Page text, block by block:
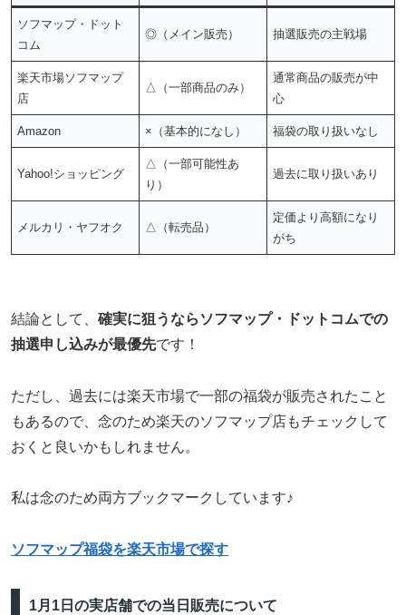
ソフマップ・ドット
コム
◎（メイン販売） 抽選販売の主戦場
楽天市場ソフマップ
店
△（一部商品のみ）
通常商品の販売が中
心
Amazon ×（基本的になし） 福袋の取り扱いなし
Yahoo!ショッピング
△（一部可能性あ
り）
過去に取り扱いあり
メルカリ・ヤフオク △（転売品）
定価より高額になり
がち
結論として、 確実に狙うならソフマップ・ドットコムでの
抽選申し込みが最優先です！
ただし、過去には楽天市場で一部の福袋が販売されたこと
もあるので、念のため楽天のソフマップ店もチェックして
おくと良いかもしれません。
私は念のため両方ブックマークしています♪
ソフマップ福袋を楽天市場で探す
1月1日の実店舗での当日販売について